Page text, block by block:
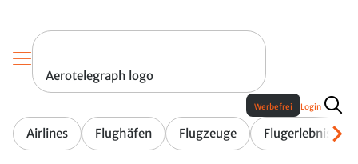
Aerotelegraph logo
Airlines Flughäfen Flugzeuge Flugerlebnis
Werbefrei Login